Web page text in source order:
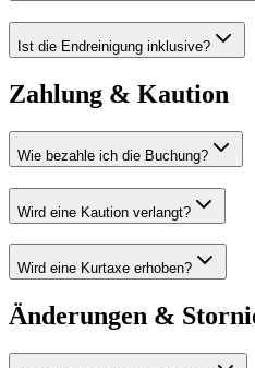
Ist die Endreinigung inklusive?
Zahlung & Kaution
Wie bezahle ich die Buchung?
Wird eine Kaution verlangt?
Wird eine Kurtaxe erhoben?
Änderungen &